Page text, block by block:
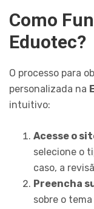
Como
Eduotec?
O processo para
personalizada na
intuitivo:
Acesse o
selecione o
caso, a
Preencha
sobre o